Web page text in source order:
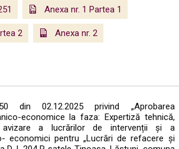
Anexa nr. 1 Partea 1
2 Anexa nr. 2
din 02.12.2025 privind „Aprobarea
economice la faza: Expertiză tehnică,
avizare a lucrărilor de intervenții și a
economici pentru „Lucrări de refacere și